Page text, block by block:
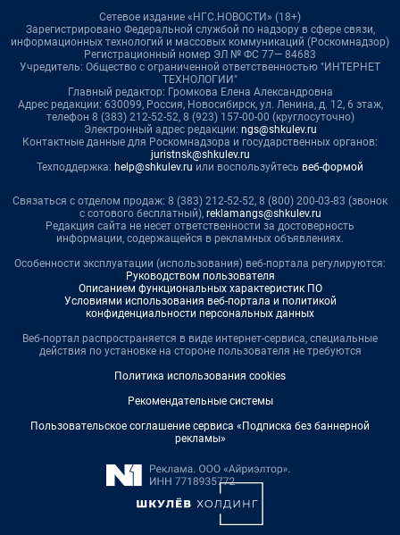
Сетевое издание «НГС.НОВОСТИ» (18+)
Зарегистрировано Федеральной службой по надзору в сфере связи,
информационных технологий и массовых коммуникаций (Роскомнадзор)
Регистрационный номер ЭЛ № ФС 77— 84683
Учредитель: Общество с ограниченной ответственностью "ИНТЕРНЕТ
ТЕХНОЛОГИИ"
Главный редактор: Громкова Елена Александровна
Адрес редакции: 630099, Россия, Новосибирск, ул. Ленина, д. 12, 6 этаж,
телефон 8 (383) 212-52-52, 8 (923) 157-00-00 (круглосуточно)
Электронный адрес редакции: ngs@shkulev.ru
Контактные данные для Роскомнадзора и государственных органов:
juristnsk@shkulev.ru
Техподдержка: help@shkulev.ru или воспользуйтесь веб-формой
Связаться с отделом продаж: 8 (383) 212-52-52, 8 (800) 200-03-83 (звонок
с сотового бесплатный), reklamangs@shkulev.ru
Редакция сайта не несет ответственности за достоверность
информации, содержащейся в рекламных объявлениях.
Особенности эксплуатации (использования) веб-портала регулируются:
Руководством пользователя
Описанием функциональных характеристик ПО
Условиями использования веб-портала и политикой
конфиденциальности персональных данных
Веб-портал распространяется в виде интернет-сервиса, специальные
действия по установке на стороне пользователя не требуются
Политика использования cookies
Рекомендательные системы
Пользовательское соглашение сервиса «Подписка без баннерной
рекламы»